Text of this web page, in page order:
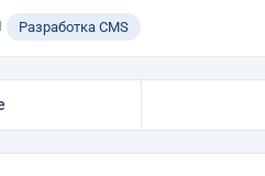
Разработка CMS